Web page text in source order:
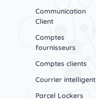
Communication
Client
Comptes
fournisseurs
Comptes clients
Courrier intelligent
Parcel Lockers